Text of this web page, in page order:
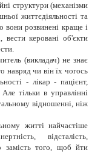
структури (механізми
життєдіяльності та
вони розвинені краще і
керовані об'єкти
(викладач) не знає
навряд чи він їх чогось
- лікар - пацієнт,
тільки в управлінні
відношенні, ніж
житті найчастіше
відсталість,
замість того, щоб йти